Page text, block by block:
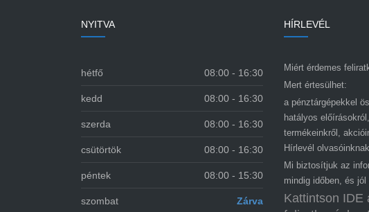
NYITVA
hétfő 08:00 - 16:30
kedd 08:00 - 16:30
szerda 08:00 - 16:30
csütörtök 08:00 - 16:30
péntek 08:00 - 15:30
szombat Zárva
HÍRLEVÉL
Miért érdemes
Mert értesülhet:
a pénztárgépekkel
hatályos
termékeinkről,
Hírlevél
Mi biztosítjuk az
mindig időben, és jól
Kattintson IDE